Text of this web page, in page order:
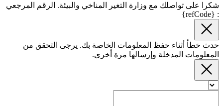
شكرا على تواصلك مع وزارة التغير المناخي والبيئة. الرقم المرجعي
: {refCode}
حدث خطأ أثناء حفظ المعلومات الخاصة بك. يرجى التحقق من
المعلومات المدخلة وإرسالها مرة أخرى.